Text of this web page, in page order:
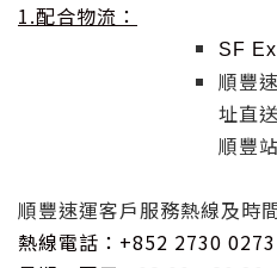
1.配合物流：
SF
順豐
址直
順豐
順豐速運客戶服務熱線及時
熱線電話：+852 2730 0273